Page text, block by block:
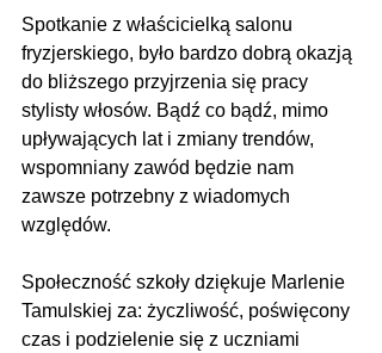
Spotkanie z właścicielką salonu
fryzjerskiego, było bardzo dobrą okazją
do bliższego przyjrzenia się pracy
stylisty włosów. Bądź co bądź, mimo
upływających lat i zmiany trendów,
wspomniany zawód będzie nam
zawsze potrzebny z wiadomych
względów.
Społeczność szkoły dziękuje Marlenie
Tamulskiej za: życzliwość, poświęcony
czas i podzielenie się z uczniami